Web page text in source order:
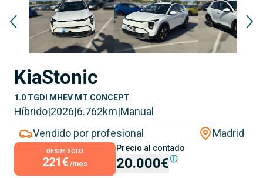
KiaStonic
1.0 TGDI MHEV MT CONCEPT
Híbrido|2026|6.762km|Manual
Vendido por profesional
Madrid
DESDE SOLO
221€ /mes
Precio al contado
20.000€